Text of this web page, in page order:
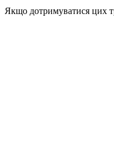
Якщо дотримуватися цих